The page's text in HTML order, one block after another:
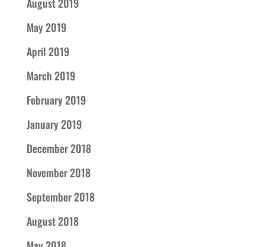
May 2019
April 2019
March 2019
February 2019
January 2019
December 2018
November 2018
September 2018
August 2018